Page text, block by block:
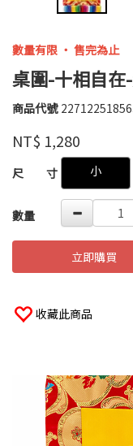
數量有限 ‧ 售完為止
桌圍-十相自在
商品代號
品牌
高
婉
瑜
NT$ 1,280
尺 寸 小
數量
立即購買
收藏此商品